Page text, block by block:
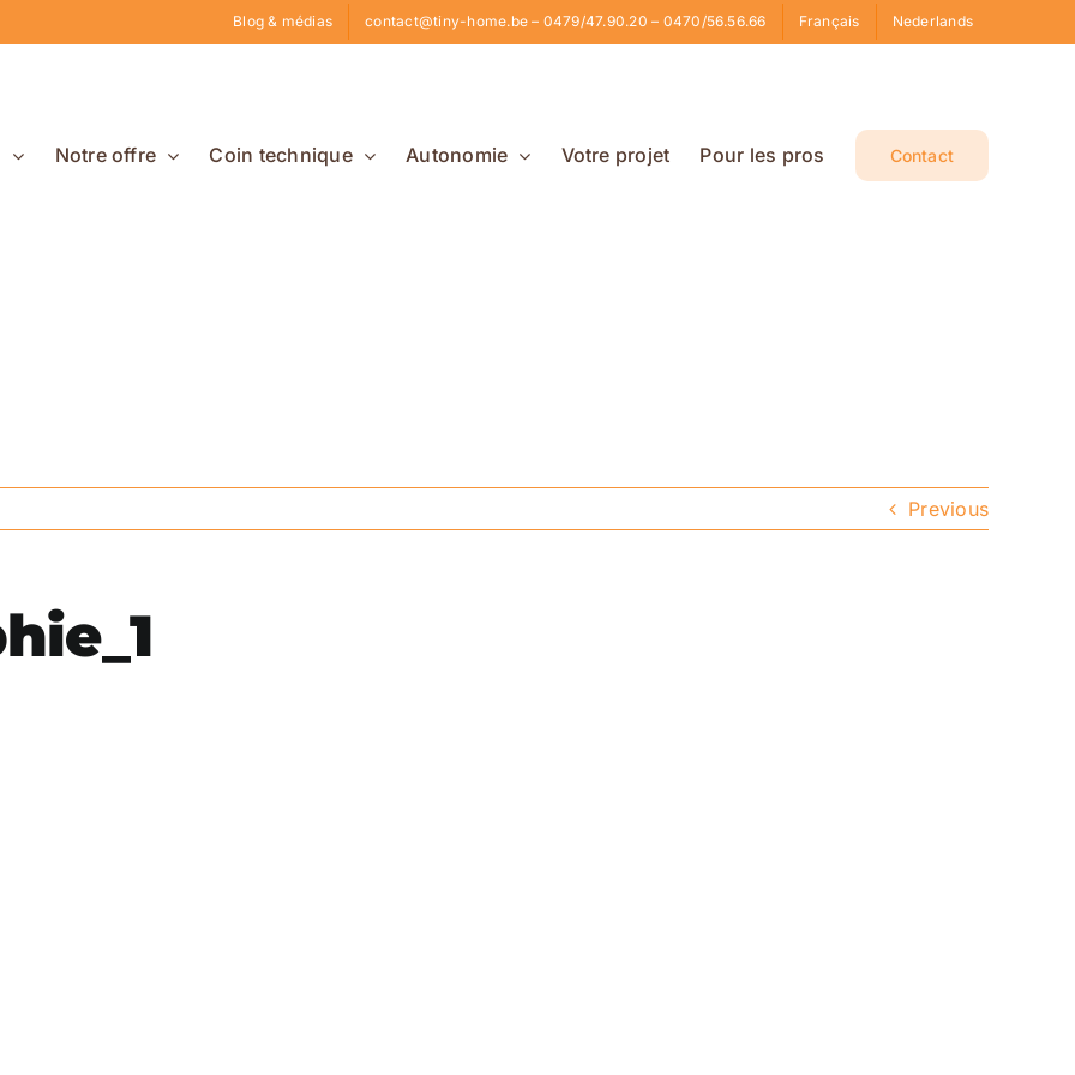
Blog & médias contact@tiny-home.be – 0479/47.90.20 – 0470/56.56.66 Français Nederlands
Notre offre Coin technique Autonomie Votre projet Pour les pros Contact
Previous